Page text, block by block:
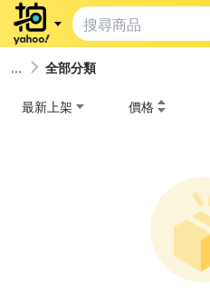
全部分類
最新上架 價格